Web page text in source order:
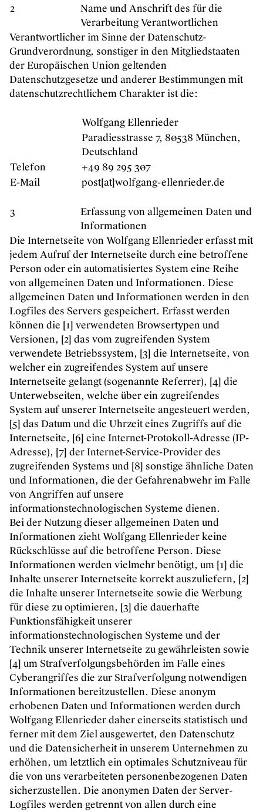
2
Name und Anschrift des für die
Verarbeitung Verantwortlichen
Verantwortlicher im Sinne der Datenschutz-
Grundverordnung, sonstiger in den Mitgliedstaaten
der Europäischen Union geltenden
Datenschutzgesetze und anderer Bestimmungen mit
datenschutzrechtlichem Charakter ist die:
Wolfgang Ellenrieder
Paradiesstrasse 7, 80538 München,
Deutschland
Telefon
+49 89 295 307
E-Mail
post[at]wolfgang-ellenrieder.de
3
Erfassung von allgemeinen Daten und
Informationen
Die Internetseite von Wolfgang Ellenrieder erfasst mit
jedem Aufruf der Internetseite durch eine betroffene
Person oder ein automatisiertes System eine Reihe
von allgemeinen Daten und Informationen. Diese
allgemeinen Daten und Informationen werden in den
Logfiles des Servers gespeichert. Erfasst werden
können die [1] verwendeten Browsertypen und
Versionen, [2] das vom zugreifenden System
verwendete Betriebssystem, [3] die Internetseite, von
welcher ein zugreifendes System auf unsere
Internetseite gelangt (sogenannte Referrer), [4] die
Unterwebseiten, welche über ein zugreifendes
System auf unserer Internetseite angesteuert werden,
[5] das Datum und die Uhrzeit eines Zugriffs auf die
Internetseite, [6] eine Internet-Protokoll-Adresse (IP-
Adresse), [7] der Internet-Service-Provider des
zugreifenden Systems und [8] sonstige ähnliche Daten
und Informationen, die der Gefahrenabwehr im Falle
von Angriffen auf unsere
informationstechnologischen Systeme dienen.
Bei der Nutzung dieser allgemeinen Daten und
Informationen zieht Wolfgang Ellenrieder keine
Rückschlüsse auf die betroffene Person. Diese
Informationen werden vielmehr benötigt, um [1] die
Inhalte unserer Internetseite korrekt auszuliefern, [2]
die Inhalte unserer Internetseite sowie die Werbung
für diese zu optimieren, [3] die dauerhafte
Funktionsfähigkeit unserer
informationstechnologischen Systeme und der
Technik unserer Internetseite zu gewährleisten sowie
[4] um Strafverfolgungsbehörden im Falle eines
Cyberangriffes die zur Strafverfolgung notwendigen
Informationen bereitzustellen. Diese anonym
erhobenen Daten und Informationen werden durch
Wolfgang Ellenrieder daher einerseits statistisch und
ferner mit dem Ziel ausgewertet, den Datenschutz
und die Datensicherheit in unserem Unternehmen zu
erhöhen, um letztlich ein optimales Schutzniveau für
die von uns verarbeiteten personenbezogenen Daten
sicherzustellen. Die anonymen Daten der Server-
Logfiles werden getrennt von allen durch eine